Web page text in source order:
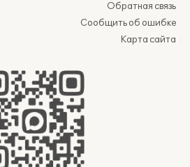
Обратная связь
Сообщить об ошибке
Карта сайта